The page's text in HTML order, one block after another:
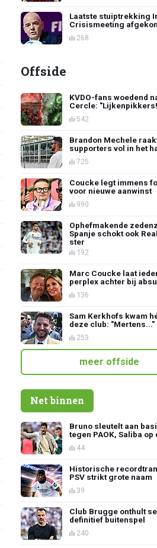
Laatste stuiptrekking
Crisismeeting
268
Offside
KVDO-fans woedend
Cercle:
542
Brandon Mechele
supporters vol in het
725
Coucke legt immens
voor nieuwe aanwinst
990
Ophefmakende
Spanje schokt ook
ster
192
Marc Coucke laat
perplex achter bij
136
Sam Kerkhofs kwam
deze club: "Mertens..."
253
meer offside
Net binnen
Bruno sleutelt aan
tegen PAOK, Saliba op
44
Historische
PSV strikt grote naam
39
Club Brugge onthult
definitief buitenspel
240